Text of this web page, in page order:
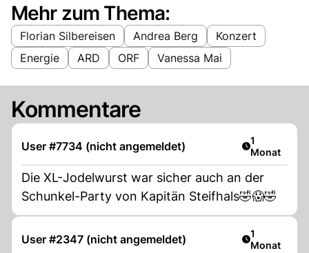
Mehr zum Thema:
Florian Silbereisen Andrea Berg
Konzert
Energie
ARD ORF Vanessa Mai
Kommentare
User #7734 (nicht angemeldet) Artikel
1
Monat
Die XL-Jodelwurst war sicher auch an der
Schunkel-Party von Kapitän Steifhals🤣😱🤣
User #2347 (nicht angemeldet) Artikel
1
Monat